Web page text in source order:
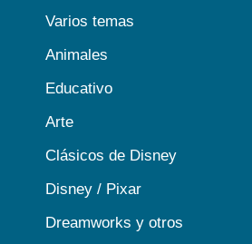
Varios temas
Animales
Educativo
Arte
Clásicos de Disney
Disney / Pixar
Dreamworks y otros